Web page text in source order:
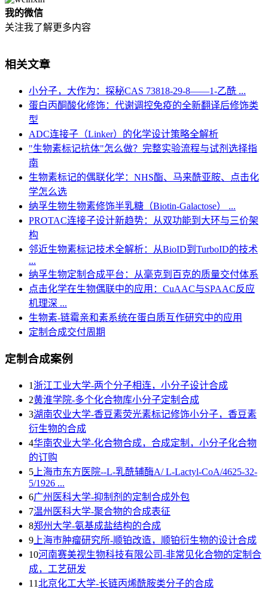
我的微信
关注我了解更多内容
相关文章
小分子，大作为：探秘CAS 73818-29-8——1-乙酰 ...
蛋白丙酮酸化修饰：代谢调控免疫的全新翻译后修饰类
型
ADC连接子（Linker）的化学设计策略全解析
"生物素标记抗体"怎么做？完整实验流程与试剂选择指
南
生物素标记的偶联化学：NHS酯、马来酰亚胺、点击化
学怎么选
纳孚生物生物素修饰半乳糖（Biotin-Galactose） ...
PROTAC连接子设计新趋势：从双功能到大环与三价架
构
邻近生物素标记技术全解析：从BioID到TurboID的技术
...
纳孚生物定制合成平台：从毫克到百克的质量交付体系
点击化学在生物偶联中的应用：CuAAC与SPAAC反应
机理深 ...
生物素-链霉亲和素系统在蛋白质互作研究中的应用
定制合成交付周期
定制合成案例
1 浙江工业大学-两个分子相连，小分子设计合成
2黄淮学院-多个化合物库小分子定制合成
3湖南农业大学-香豆素荧光素标记修饰小分子，香豆素
衍生物的合成
4华南农业大学-化合物合成，合成定制，小分子化合物
的订购
5 上海市东方医院--L-乳酰辅酶A/ L-Lactyl-CoA/4625-32-
5/1926 ...
6广州医科大学-抑制剂的定制合成外包
7温州医科大学-聚合物的合成表征
8郑州大学-氨基成盐结构的合成
9 上海巿肿瘤研究所-顺铂改造，顺铂衍生物的设计合成
10河南赛美视生物科技有限公司-非常见化合物的定制合
成，工艺研发
11北京化工大学-长链丙烯酰胺类分子的合成